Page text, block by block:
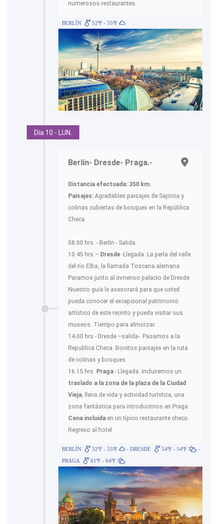
numerosos restaurantes.
BERLÍN 52ºF - 55ºF
Día 10 - LUN.
Berlín- Dresde- Praga.-
Distancia efectuada: 350 km.
Paisajes: Agradables paisajes de Sajonia y
colinas cubiertas de bosques en la República
Checa.
08:00 hrs. - Berlín - Salida.
10.45 hrs.– Dresde -Llegada. La perla del valle
del río Elba, la llamada Toscana alemana.
Paramos junto al inmenso palacio de Dresde.
Nuestro guía le asesorará para que usted
pueda conocer el excepcional patrimonio
artístico de este recinto y pueda visitar sus
museos. Tiempo para almorzar.
14.00 hrs.- Dresde –salida-. Pasamos a la
Republica Checa. Bonitos paisajes en la ruta
de colinas y bosques.
16.15 hrs. Praga.- Llegada. Incluiremos un
traslado a la zona de la plaza de la Ciudad
Vieja, llena de vida y actividad turística, una
zona fantástica para introducirnos en Praga.
Cena incluida en un típico restaurante checo.
Regreso al hotel.
BERLÍN 52ºF - 55ºF - DRESDE 54ºF - 54ºF
-
PRAGA
61ºF - 64ºF